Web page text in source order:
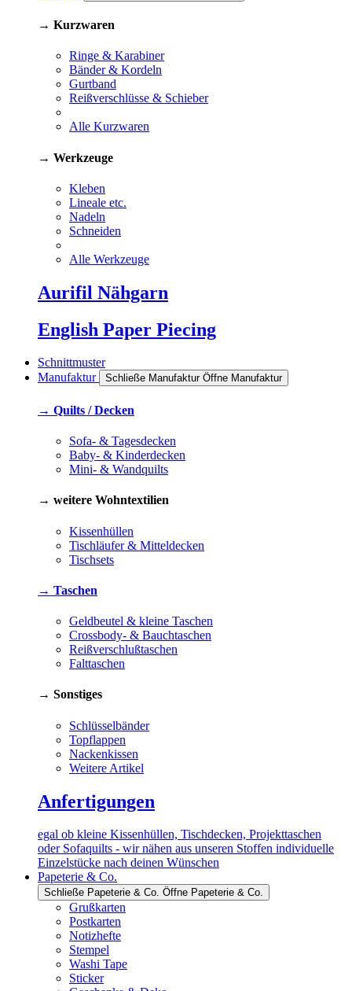
→ Kurzwaren
Ringe & Karabiner
Bänder & Kordeln
Gurtband
Reißverschlüsse & Schieber
Alle Kurzwaren
→ Werkzeuge
Kleben
Lineale etc.
Nadeln
Schneiden
Alle Werkzeuge
Aurifil Nähgarn
English Paper Piecing
Schnittmuster
Manufaktur
Schließe Manufaktur Öffne Manufaktur
→ Quilts / Decken
Sofa- & Tagesdecken
Baby- & Kinderdecken
Mini- & Wandquilts
→ weitere Wohntextilien
Kissenhüllen
Tischläufer & Mitteldecken
Tischsets
→ Taschen
Geldbeutel & kleine Taschen
Crossbody- & Bauchtaschen
Reißverschlußtaschen
Falttaschen
→ Sonstiges
Schlüsselbänder
Topflappen
Nackenkissen
Weitere Artikel
Anfertigungen
egal ob kleine Kissenhüllen, Tischdecken, Projekttaschen
oder Sofaquilts - wir nähen aus unseren Stoffen individuelle
Einzelstücke nach deinen Wünschen
Papeterie & Co.
Schließe Papeterie & Co. Öffne Papeterie & Co.
Grußkarten
Postkarten
Notizhefte
Stempel
Washi Tape
Sticker